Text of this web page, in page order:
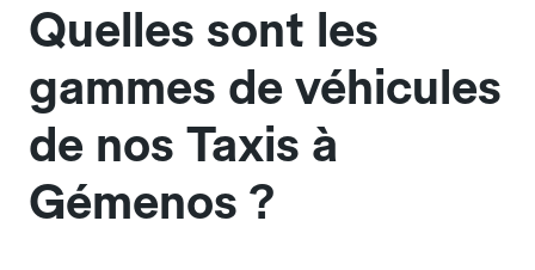
Quelles sont les
gammes de véhicules
de nos Taxis à
Gémenos ?